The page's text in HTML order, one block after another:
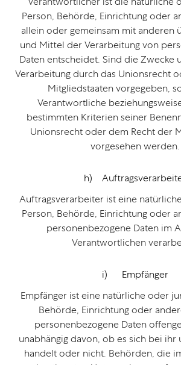
Person, Behörde, Einrichtung oder
allein oder gemeinsam mit anderen
und Mittel der Verarbeitung von
Daten entscheidet. Sind die Zwecke
Verarbeitung durch das Unionsrecht
Mitgliedstaaten vorgegeben,
Verantwortliche
bestimmten Kriterien seiner
Unionsrecht oder dem Recht der
vorgesehen werden.
h)
Auftragsverarbeiter ist eine
Person, Behörde, Einrichtung oder
personenbezogene Daten im
Verantwortlichen
i) Empfänger
Empfänger ist eine natürliche oder
Behörde, Einrichtung oder
personenbezogene Daten
unabhängig davon, ob es sich bei
handelt oder nicht. Behörden, die